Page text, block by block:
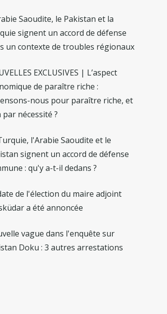
Saoudite, le Pakistan et la
signent un accord de défense
un contexte de troubles régionaux
EXCLUSIVES | L’aspect
de paraître riche :
nous pour paraître riche, et
par nécessité ?
l'Arabie Saoudite et le
signent un accord de défense
: qu'y a-t-il dedans ?
de l'élection du maire adjoint
a été annoncée
vague dans l'enquête sur
Doku : 3 autres arrestations